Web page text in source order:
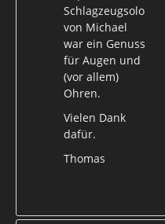
Schlagzeugsolo
von Michael
war ein Genuss
für Augen und
(vor allem)
Ohren.
Vielen Dank
dafür.
Thomas